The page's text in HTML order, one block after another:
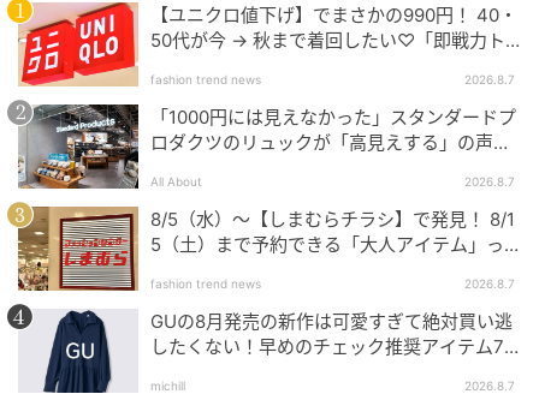
同率5位は「莉子」。年間ランキングでは2024年14
位、2025年21位でした。2月の月間名前ランキングで
は10位にランクインしています。
「莉」は「茉莉花（ジャスミン）」に使われる漢字と
して知られ、可憐で愛らしい印象があります。「子」
は古風で上品な響きを持ち、昔から女の子の名前に親
しまれてきた漢字です。現代的な「りこ」という二音
の響きの今っぽさと、「子」を用いた古風さを併せ持
った名前です。「愛らしさの中にも芯のある、品のあ
る人に育ってほしい」という思いが込められていると
考えられます。
【ユニクロ値下げ】でまさかの990円！ 40・
50代が今 → 秋まで着回したい♡「即戦力ト
fashion trend news 2026.8.7
「1000円には見えなかった」スタンダードプ
ロダクツのリュックが「高見えする」の声。
All About 2026.8.7
8/5（水）〜【しまむらチラシ】で発見！ 8/1
5（土）まで予約できる「大人アイテム」っ
fashion trend news 2026.8.7
GUの8月発売の新作は可愛すぎて絶対買い逃
したくない！早めのチェック推奨アイテム7
michill 2026.8.7